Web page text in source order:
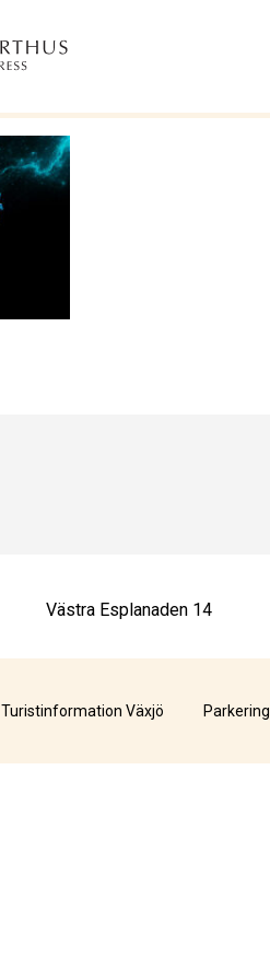
Västra Esplanaden 14
Turistinformation Växjö Parkering